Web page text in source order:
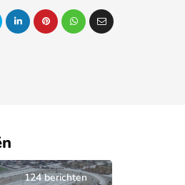
124 berichten